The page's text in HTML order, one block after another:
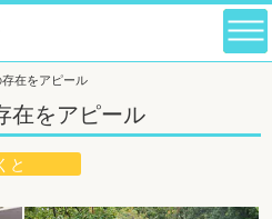
在をアピール
在をアピール
と